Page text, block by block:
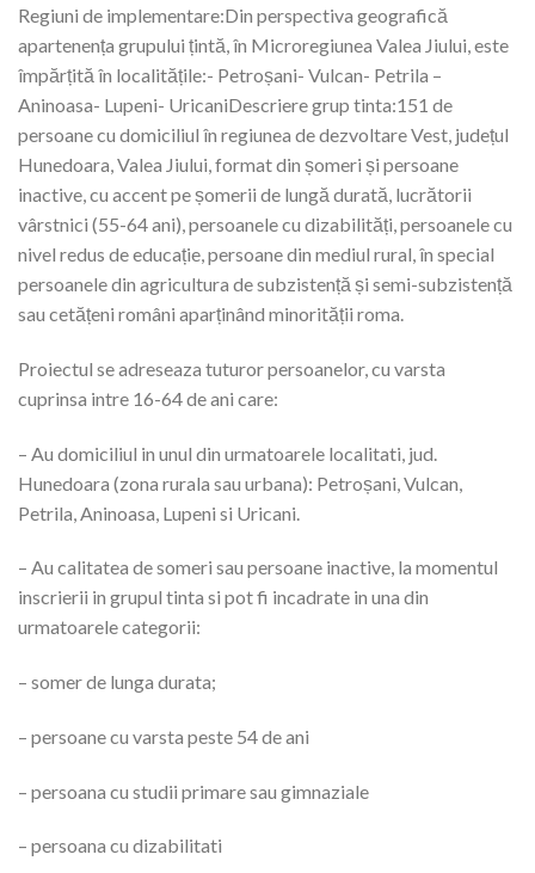
Regiuni de implementare:Din perspectiva geografică
apartenența grupului țintă, în Microregiunea Valea Jiului, este
împărțită în localitățile:- Petroșani- Vulcan- Petrila –
Aninoasa- Lupeni- UricaniDescriere grup tinta:151 de
persoane cu domiciliul în regiunea de dezvoltare Vest, județul
Hunedoara, Valea Jiului, format din șomeri și persoane
inactive, cu accent pe șomerii de lungă durată, lucrătorii
vârstnici (55-64 ani), persoanele cu dizabilități, persoanele cu
nivel redus de educație, persoane din mediul rural, în special
persoanele din agricultura de subzistență și semi-subzistență
sau cetățeni români aparținând minorității roma.
Proiectul se adreseaza tuturor persoanelor, cu varsta
cuprinsa intre 16-64 de ani care:
– Au domiciliul in unul din urmatoarele localitati, jud.
Hunedoara (zona rurala sau urbana): Petroșani, Vulcan,
Petrila, Aninoasa, Lupeni si Uricani.
– Au calitatea de someri sau persoane inactive, la momentul
inscrierii in grupul tinta si pot fi incadrate in una din
urmatoarele categorii:
– somer de lunga durata;
– persoane cu varsta peste 54 de ani
– persoana cu studii primare sau gimnaziale
– persoana cu dizabilitati